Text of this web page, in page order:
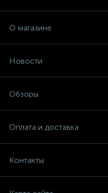
О магазине
Новости
Обзоры
Оплата и доставка
Контакты